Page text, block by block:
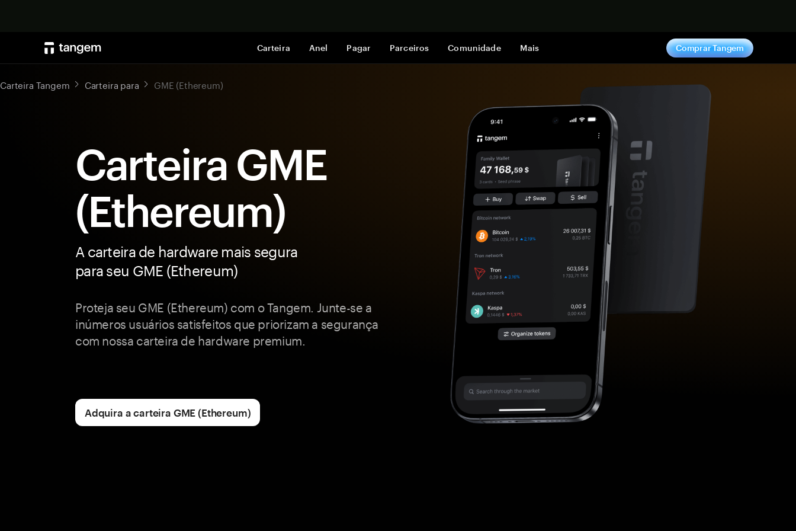
Carteira Anel Pagar Parceiros Comunidade Mais Comprar Tangem
Carteira Tangem Carteira para GME (Ethereum)
Carteira GME
(Ethereum)
A carteira de hardware mais segura
para seu GME (Ethereum)
Proteja seu GME (Ethereum) com o Tangem. Junte-se a
inúmeros usuários satisfeitos que priorizam a segurança
com nossa carteira de hardware premium.
Adquira a carteira GME (Ethereum)